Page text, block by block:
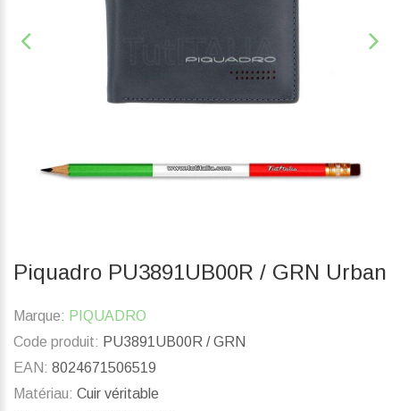
Piquadro PU3891UB00R / GRN Urban
Marque: PIQUADRO
Code produit: PU3891UB00R / GRN
EAN: 8024671506519
Matériau: Cuir véritable